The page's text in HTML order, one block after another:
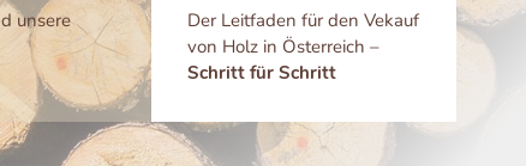
unsere
Der Leitfaden für den Vekauf
von Holz in Österreich –
Schritt für Schritt